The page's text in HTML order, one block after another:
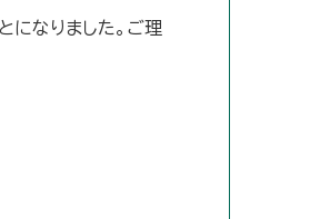
になりました。ご理